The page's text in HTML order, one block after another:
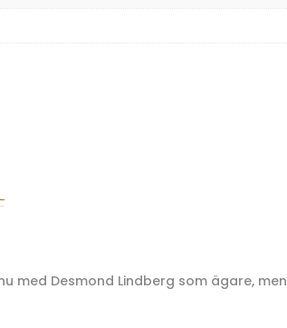
med Desmond Lindberg som ägare, men